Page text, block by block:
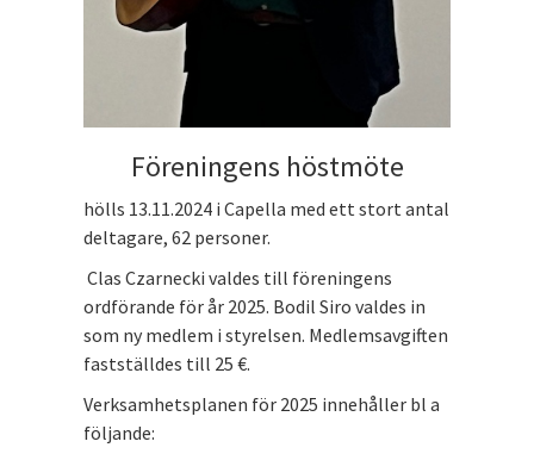
Föreningens höstmöte
hölls 13.11.2024 i Capella med ett stort antal
deltagare, 62 personer.
Clas Czarnecki valdes till föreningens
ordförande för år 2025. Bodil Siro valdes in
som ny medlem i styrelsen. Medlemsavgiften
fastställdes till 25 €.
Verksamhetsplanen för 2025 innehåller bl a
följande: